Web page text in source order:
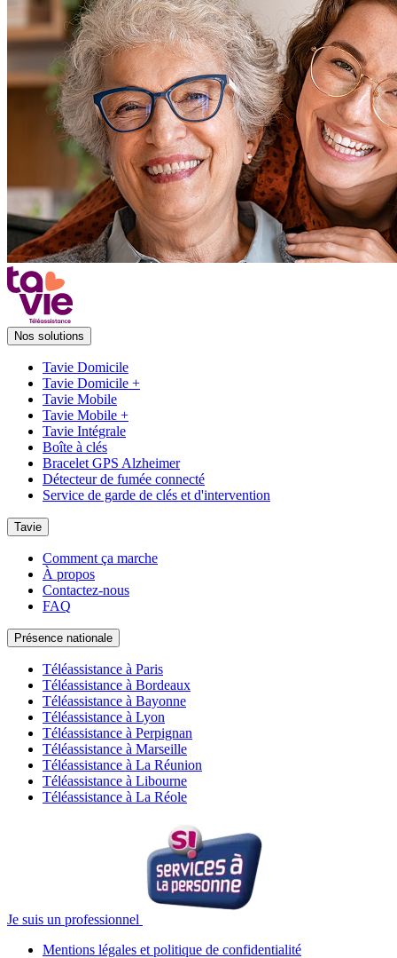
Nos solutions
Tavie Domicile
Tavie Domicile +
Tavie Mobile
Tavie Mobile +
Tavie Intégrale
Boîte à clés
Bracelet GPS Alzheimer
Détecteur de fumée connecté
Service de garde de clés et d'intervention
Tavie
Comment ça marche
À propos
Contactez-nous
FAQ
Présence nationale
Téléassistance à Paris
Téléassistance à Bordeaux
Téléassistance à Bayonne
Téléassistance à Lyon
Téléassistance à Perpignan
Téléassistance à Marseille
Téléassistance à La Réunion
Téléassistance à Libourne
Téléassistance à La Réole
Je suis un professionnel
Mentions légales et politique de confidentialité